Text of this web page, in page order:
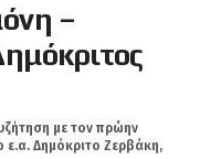
–
με τον πρώην
ε.α. Δημόκριτο Ζερβάκη,